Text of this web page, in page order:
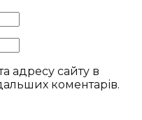
адресу сайту в
коментарів.